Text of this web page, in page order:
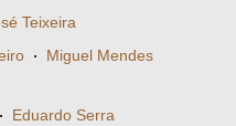
Teixeira
· Miguel Mendes
Eduardo Serra